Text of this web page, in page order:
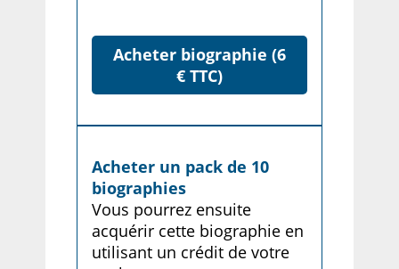
Acheter biographie (6
€ TTC)
Acheter un pack de 10
biographies
Vous pourrez ensuite
acquérir cette biographie en
utilisant un crédit de votre